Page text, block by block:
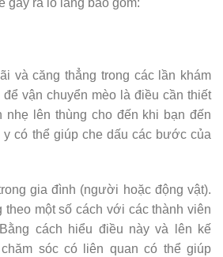
gây ra lo lắng bao gồm:
và căng thẳng trong các lần khám
vận chuyển mèo là điều cần thiết
nhẹ lên thùng cho đến khi bạn đến
y có thể giúp che dấu các bước của
gia đình (người hoặc động vật).
theo một số cách với các thành viên
cách hiểu điều này và lên kế
sóc có liên quan có thể giúp